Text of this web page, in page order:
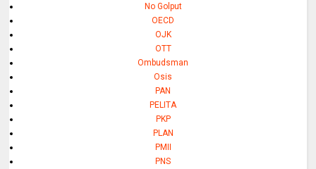
No Golput
OECD
OJK
OTT
Ombudsman
Osis
PAN
PELITA
PKP
PLAN
PMII
PNS